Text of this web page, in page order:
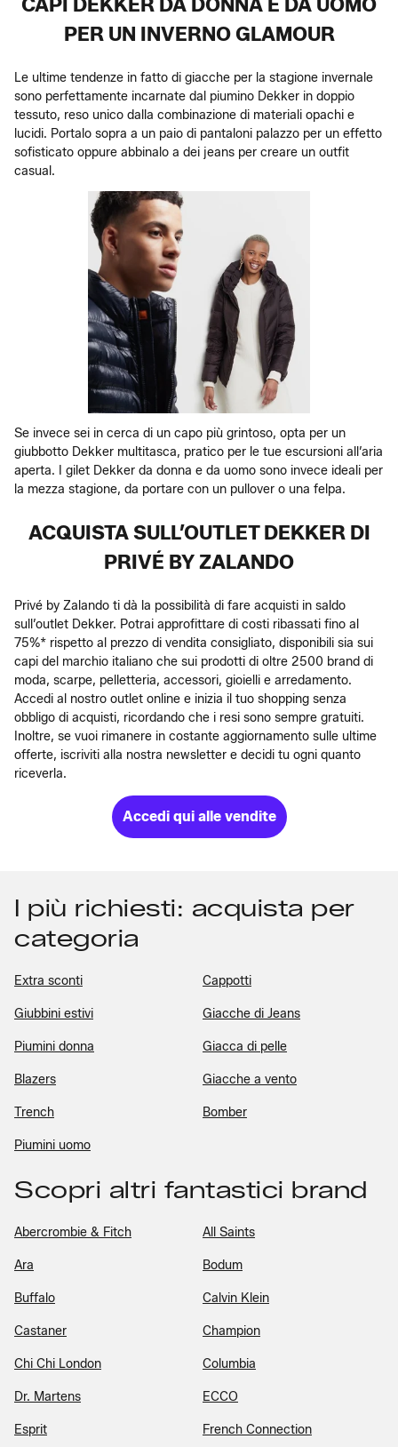
PER UN INVERNO GLAMOUR
Le ultime tendenze in fatto di giacche per la stagione invernale
sono perfettamente incarnate dal piumino Dekker in doppio
tessuto, reso unico dalla combinazione di materiali opachi e
lucidi. Portalo sopra a un paio di pantaloni palazzo per un effetto
sofisticato oppure abbinalo a dei jeans per creare un outfit
casual.
Se invece sei in cerca di un capo più grintoso, opta per un
giubbotto Dekker multitasca, pratico per le tue escursioni all’aria
aperta. I gilet Dekker da donna e da uomo sono invece ideali per
la mezza stagione, da portare con un pullover o una felpa.
ACQUISTA SULL’OUTLET DEKKER DI
PRIVÉ BY ZALANDO
Privé by Zalando ti dà la possibilità di fare acquisti in saldo
sull’outlet Dekker. Potrai approfittare di costi ribassati fino al
75%* rispetto al prezzo di vendita consigliato, disponibili sia sui
capi del marchio italiano che sui prodotti di oltre 2500 brand di
moda, scarpe, pelletteria, accessori, gioielli e arredamento.
Accedi al nostro outlet online e inizia il tuo shopping senza
obbligo di acquisti, ricordando che i resi sono sempre gratuiti.
Inoltre, se vuoi rimanere in costante aggiornamento sulle ultime
offerte, iscriviti alla nostra newsletter e decidi tu ogni quanto
riceverla.
Accedi qui alle vendite
I più richiesti: acquista per
categoria
Extra sconti Cappotti
Giubbini estivi Giacche di Jeans
Piumini donna Giacca di pelle
Blazers Giacche a vento
Trench Bomber
Piumini uomo
Scopri altri fantastici brand
Abercrombie & Fitch All Saints
Ara Bodum
Buffalo Calvin Klein
Castaner Champion
Chi Chi London Columbia
Dr. Martens ECCO
Esprit French Connection